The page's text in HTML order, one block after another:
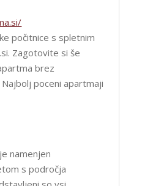
počitnice s spletnim
Zagotovite si še
brez
poceni apartmaji
namenjen
s področja